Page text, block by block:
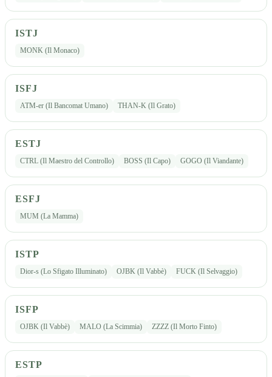
ISTJ
MONK (Il Monaco)
ISFJ
ATM-er (Il Bancomat Umano) THAN-K (Il Grato)
ESTJ
CTRL (Il Maestro del Controllo) BOSS (Il Capo) GOGO (Il Viandante)
ESFJ
MUM (La Mamma)
ISTP
Dior-s (Lo Sfigato Illuminato) OJBK (Il Vabbè) FUCK (Il Selvaggio)
ISFP
OJBK (Il Vabbè) MALO (La Scimmia) ZZZZ (Il Morto Finto)
ESTP